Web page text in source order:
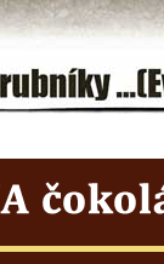
na hřbitově ve Velkém
na hřbitově ve
na hřbitově ve